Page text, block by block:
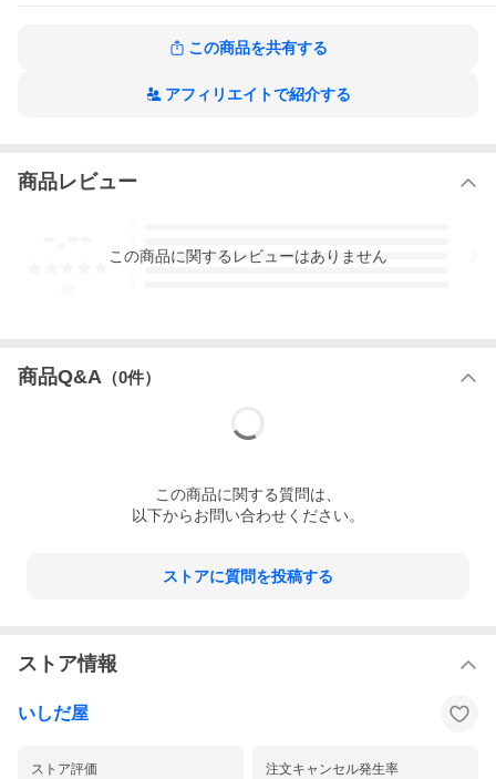
ア】【雑貨】【グッズ】【かわいい】■サイズ・仕様■◆サイズ：
約Φ58×H182mm(350ml)■当商品について■＊在庫状況により入荷
お願いいたします。
この商品を共有する
アフィリエイトで紹介する
商品レビュー
3
この商品に関するレビューはありません
商品Q&A （0件）
この商品に関する質問は、
以下からお問い合わせください。
ストアに質問を投稿する
ストア情報
いしだ屋
ストア評価 注文キャンセル発生率